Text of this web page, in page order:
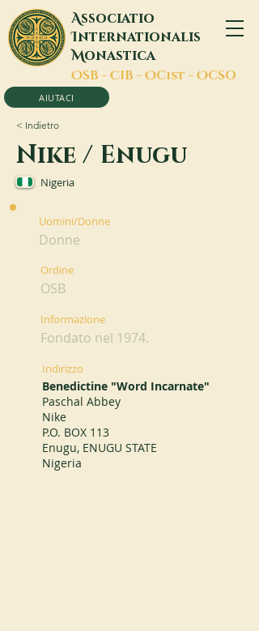
Associatio
Internationalis
Monastica
OSB - CIB - OCist - OCSO
AIUTACI
< Indietro
Nike / Enugu
Nigeria
Uomini/Donne
Donne
Ordine
OSB
Informazione
Fondato nel 1974.
Indirizzo
Benedictine "Word Incarnate"
Paschal Abbey
Nike
P.O. BOX 113
Enugu, ENUGU STATE
Nigeria